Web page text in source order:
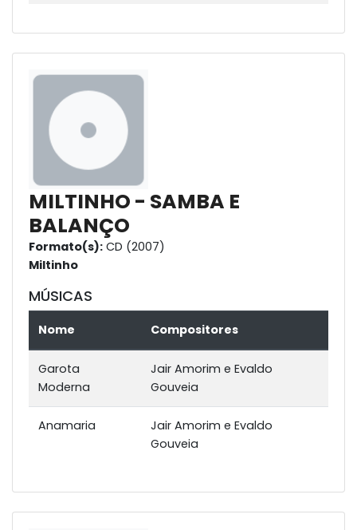
MILTINHO - SAMBA E
BALANÇO
Formato(s): CD (2007)
Miltinho
MÚSICAS
Nome Compositores
Garota
Moderna
Jair Amorim e Evaldo
Gouveia
Anamaria
Jair Amorim e Evaldo
Gouveia